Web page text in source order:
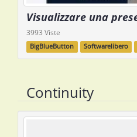
3993 Viste
BigBlueButton Softwarelibero
Continuity